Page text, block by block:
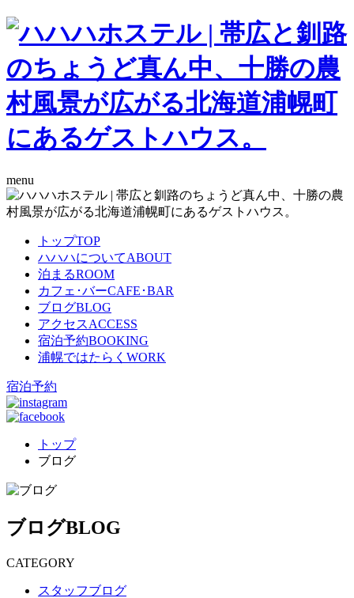
menu
トップTOP
ハハハについてABOUT
泊まるROOM
カフェ･バーCAFE･BAR
ブログBLOG
アクセスACCESS
宿泊予約BOOKING
浦幌ではたらく WORK
宿泊予約
トップ
ブログ
ブログBLOG
CATEGORY
スタッフブログ